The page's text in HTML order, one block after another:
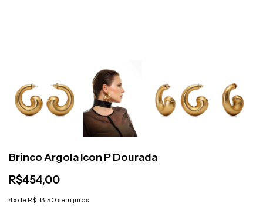
Brinco Argola Icon P Dourada
R$454,00
4x de R$113,50 sem juros